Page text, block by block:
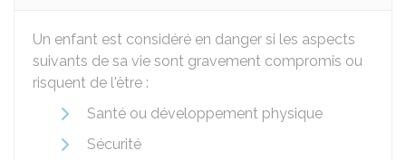
Un enfant est considéré en danger si les aspects
suivants de sa vie sont gravement compromis ou
risquent de l'être :
Santé ou développement physique
Sécurité